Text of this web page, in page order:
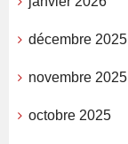
décembre 2025
novembre 2025
octobre 2025